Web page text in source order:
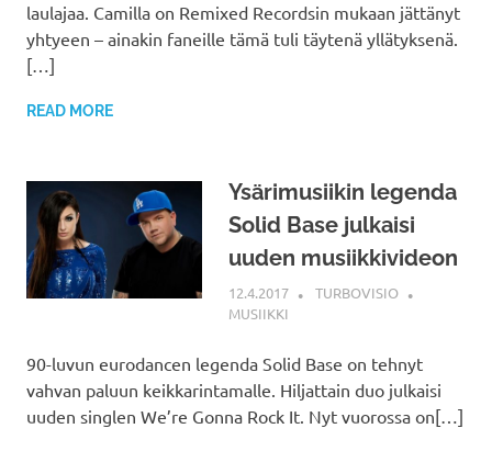
laulajaa. Camilla on Remixed Recordsin mukaan jättänyt
yhtyeen – ainakin faneille tämä tuli täytenä yllätyksenä.
[…]
READ MORE
Ysärimusiikin legenda
Solid Base julkaisi
uuden musiikkivideon
12.4.2017
TURBOVISIO
MUSIIKKI
90-luvun eurodancen legenda Solid Base on tehnyt
vahvan paluun keikkarintamalle. Hiljattain duo julkaisi
uuden singlen We’re Gonna Rock It. Nyt vuorossa on[…]